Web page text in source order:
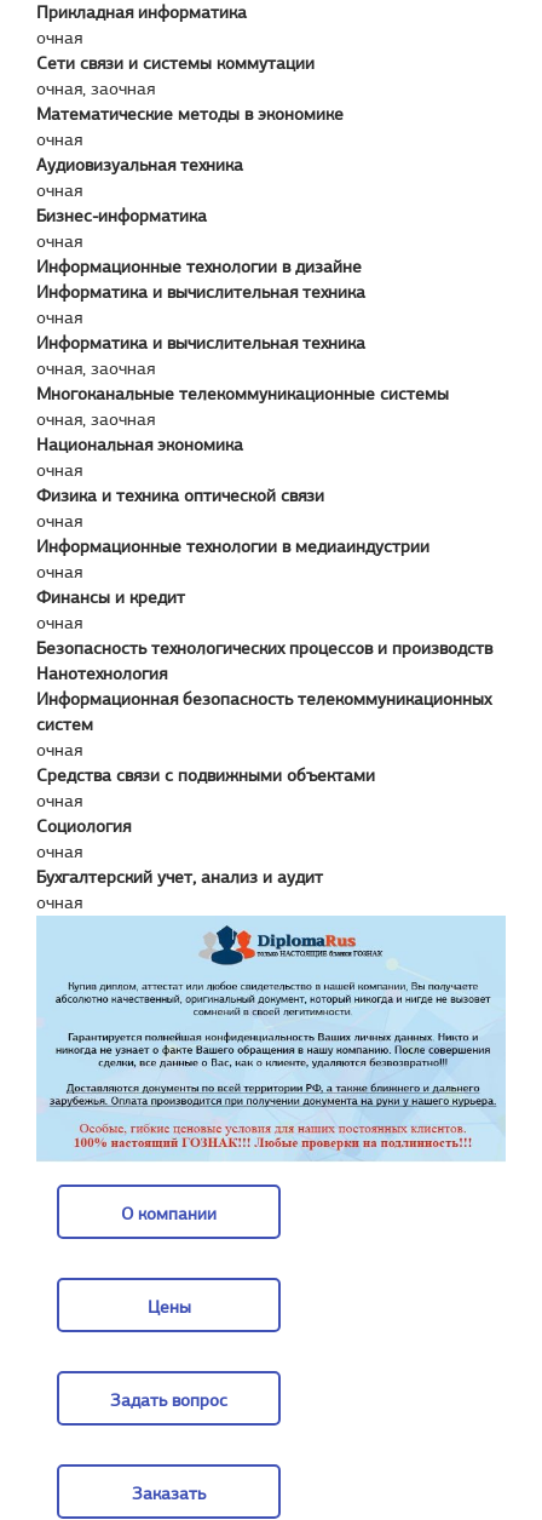
Прикладная информатика
очная
Сети связи и системы коммутации
очная, заочная
Математические методы в экономике
очная
Аудиовизуальная техника
очная
Бизнес-информатика
очная
Информационные технологии в дизайне
Информатика и вычислительная техника
очная
Информатика и вычислительная техника
очная, заочная
Многоканальные телекоммуникационные системы
очная, заочная
Национальная экономика
очная
Физика и техника оптической связи
очная
Информационные технологии в медиаиндустрии
очная
Финансы и кредит
очная
Безопасность технологических процессов и производств
Нанотехнология
Информационная безопасность телекоммуникационных
систем
очная
Средства связи с подвижными объектами
очная
Социология
очная
Бухгалтерский учет, анализ и аудит
очная
О компании
Цены
Задать вопрос
Заказать